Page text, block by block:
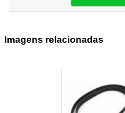
Imagens relacionadas